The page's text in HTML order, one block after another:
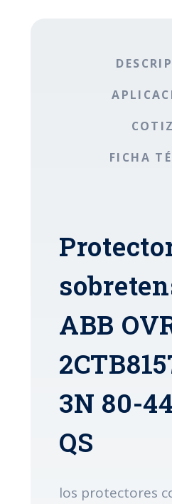
FICHA
ABB
3N 80-
QS
los protectores